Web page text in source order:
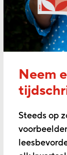
Neem
Steeds op